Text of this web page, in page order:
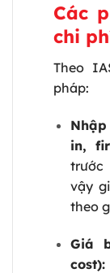
Các
chi
Theo
pháp:
in,
trước
vậy
theo
Giá
cost):